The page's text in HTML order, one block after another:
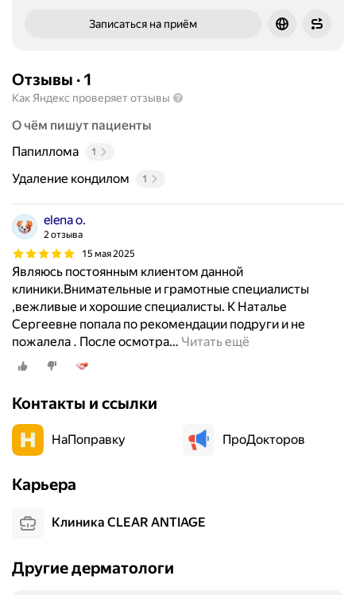
Записаться на приём
Отзывы · 1
Как Яндекс проверяет отзывы
О чём пишут пациенты
Папиллома
1
Удаление кондилом 1
elena o.
2 отзыва
15 мая 2025
Являюсь постоянным клиентом данной
клиники.Внимательные и грамотные специалисты
,вежливые и хорошие специалисты. К Наталье
Сергеевне попала по рекомендации подруги и не
пожалела . После осмотра… Читать ещё
Контакты и ссылки
НаПоправку ПроДокторов
Карьера
Клиника CLEAR ANTIAGE
Другие дерматологи